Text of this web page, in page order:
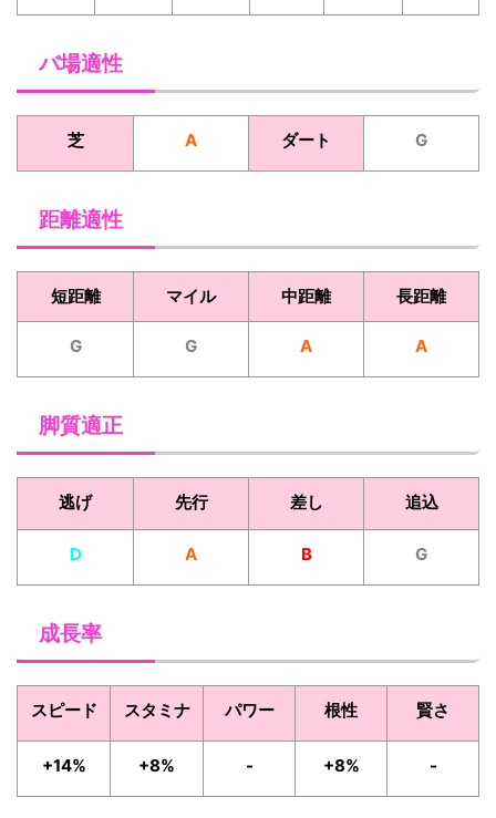
バ場適性
芝 A ダート G
距離適性
短距離 マイル 中距離 長距離
G G A A
脚質適正
逃げ 先行 差し 追込
D A B G
成長率
スピード スタミナ パワー 根性 賢さ
+14% +8% - +8% -